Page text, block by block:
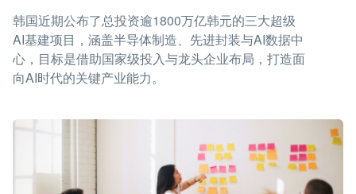
韩国近期公布了总投资逾1800万亿韩元的三大超级
AI基建项目，涵盖半导体制造、先进封装与AI数据中
心，目标是借助国家级投入与龙头企业布局，打造面
向AI时代的关键产业能力。